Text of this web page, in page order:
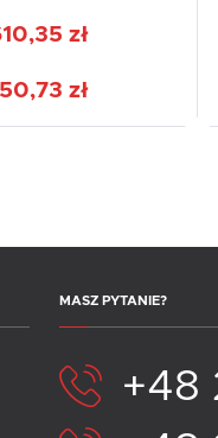
zł
zł
MASZ PYTANIE?
+48